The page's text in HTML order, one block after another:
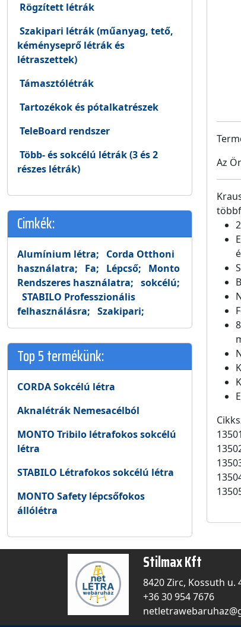
Rögzített létrák
Szakipari létrák (műanyag, tető,
kéményseprő létrák és
létraszettek)
Támasztólétrák
Tartozékok és pótalkatrészek
TeleBoard rendszer
Több- és sokcélú létrák (3 és 2
részes létrák)
Cimkék:
Alumínium létra;
Corda Otthoni
használatra;
Fa; Lépcső;
Monto
Rendszeres használatra; sokcélú;
STABILO Professzionális
felhasználásra; Szakipari;
Top 5 termékünk:
CORDA Sokcélú létra
Aknalétrák Nemesacélból
MONTO Tribilo létrafokos sokcélú
létra
STABILO Létrafokos sokcélú létra
MONTO Safety lépcsőfokos
állólétra
Az
Stilmax Kft
8420 Zirc, Kossuth u.
+36 30 954 7676